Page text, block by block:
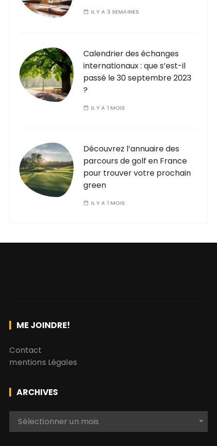
IL Y A 3 SEMAINES
Calendrier des échanges
internationaux : que s’est-il
passé le 30 septembre 2023
?
IL Y A 1 MOIS
Découvrez l’annuaire des
parcours de golf en France
pour trouver votre prochain
green
IL Y A 1 MOIS
ME JOINDRE!
Contact
mentions Légales
ARCHIVES
Sélectionner un mois